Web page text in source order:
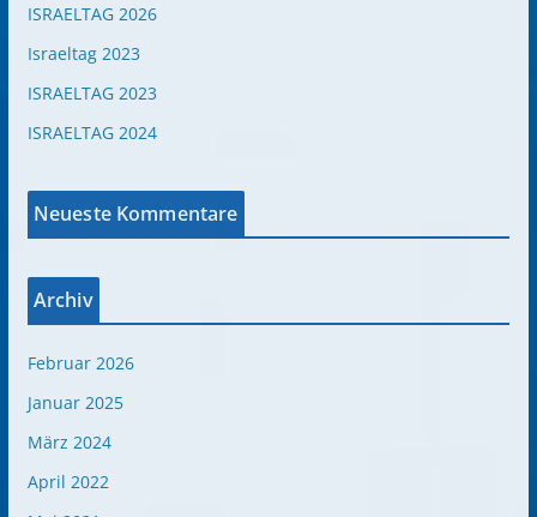
ISRAELTAG 2026
Israeltag 2023
ISRAELTAG 2023
ISRAELTAG 2024
Neueste Kommentare
Archiv
Februar 2026
Januar 2025
März 2024
April 2022